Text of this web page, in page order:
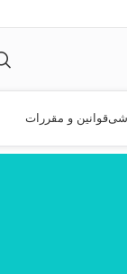
قوانین و مقررات